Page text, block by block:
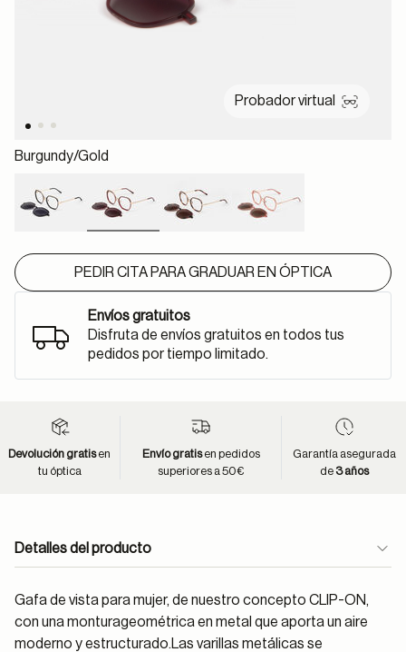
Probador virtual
Burgundy/gold
PEDIR CITA PARA GRADUAR EN ÓPTICA
Envíos gratuitos
Disfruta de envíos gratuitos en todos tus
pedidos por tiempo limitado.
Devolución gratisen
tu óptica
Envío gratisen pedidos
superiores a 50€
Garantía asegurada
de 3 años
Detalles del producto
Gafa de vista para mujer, de nuestro concepto CLIP-ON,
con una monturageométrica en metal que aporta un aire
moderno y estructurado.Las varillas metálicas se